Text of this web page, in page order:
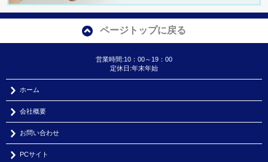
ページトップに戻る
営業時間:10：00～19：00
定休日:年末年始
ホーム
会社概要
お問い合わせ
PCサイト